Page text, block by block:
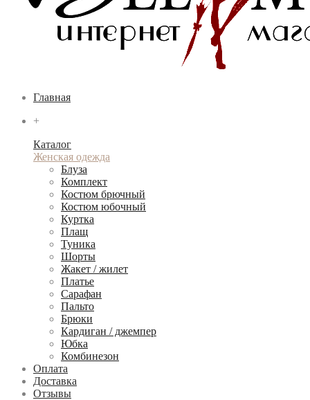
Главная
+
Каталог
Женская одежда
Блуза
Комплект
Костюм брючный
Костюм юбочный
Куртка
Плащ
Туника
Шорты
Жакет / жилет
Платье
Сарафан
Пальто
Брюки
Кардиган / джемпер
Юбка
Комбинезон
Оплата
Доставка
Отзывы